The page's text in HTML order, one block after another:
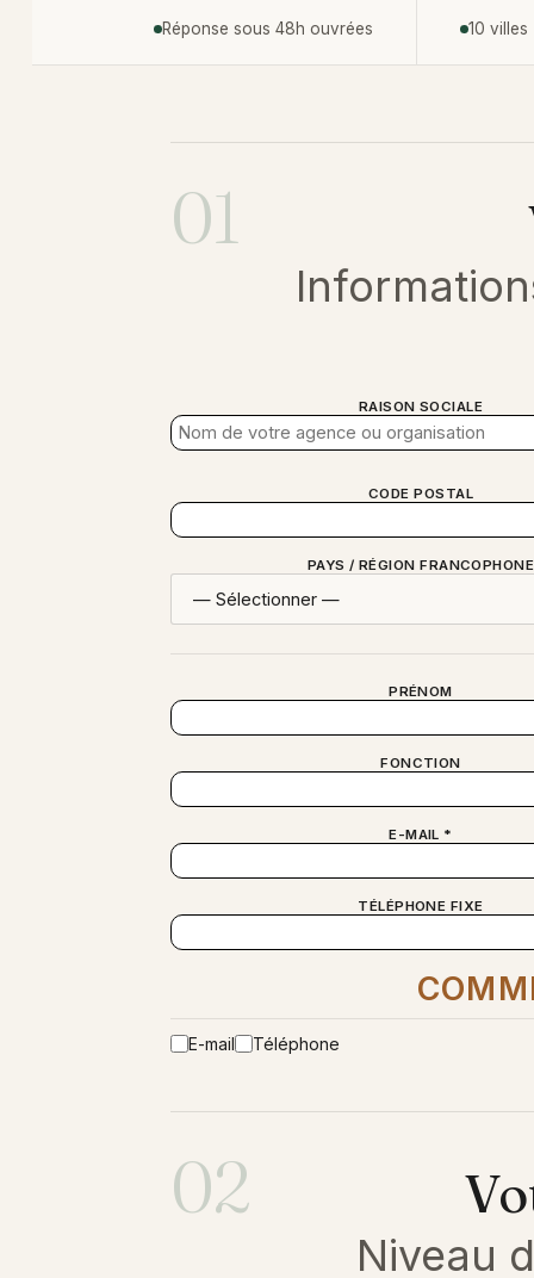
Réponse sous 48h ouvrées 10
01
RAISON SOCIALE
CODE POSTAL
PAYS / RÉGION FRANCOPHONE
PRÉNOM
FONCTION
E-MAIL *
TÉLÉPHONE FIXE
E-mail Téléphone
02
Niveau